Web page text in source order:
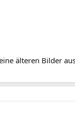
älteren Bilder